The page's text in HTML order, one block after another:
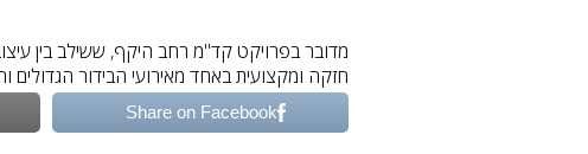
מדובר בפרויקט קד"מ רחב היקף, ששילב בין
חזקה ומקצועית באחד מאירועי הבידור הגדולים
Share on Facebook